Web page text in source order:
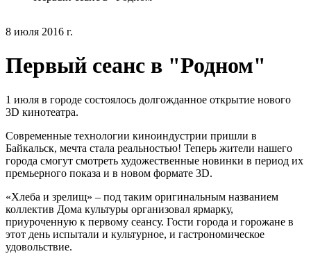
8 июля 2016 г.
Первый сеанс в "Родном"
1 июля в городе состоялось долгожданное открытие нового
3D кинотеатра.
Современные технологии киноиндустрии пришли в
Байкальск, мечта стала реальностью! Теперь жители нашего
города смогут смотреть художественные новинки в период их
премьерного показа и в новом формате 3D.
«Хлеба и зрелищ» – под таким оригинальным названием
коллектив Дома культуры организовал ярмарку,
приуроченную к первому сеансу. Гости города и горожане в
этот день испытали и культурное, и гастрономическое
удовольствие.